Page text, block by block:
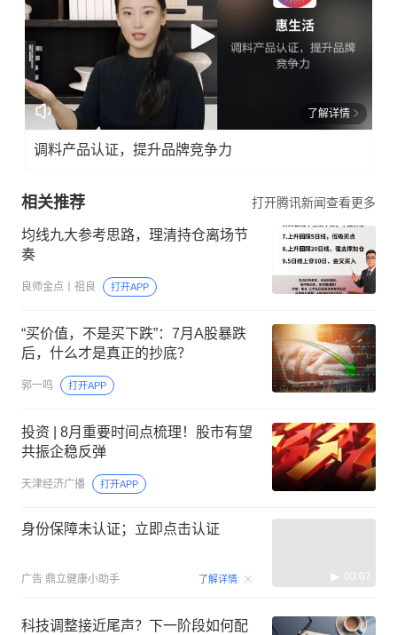
了解详情
调料产品认证，提升品牌竞争力
相关推荐 打开腾讯新闻查看更多
均线九大参考思路，理清持仓离场节
奏
良师金点丨祖良 打开APP
“买价值，不是买下跌”：7月A股暴跌
后，什么才是真正的抄底？
郭一鸣 打开APP
投资 | 8月重要时间点梳理！股市有望
共振企稳反弹
天津经济广播 打开APP
身份保障未认证；立即点击认证
广告 鼎立健康小助手 了解详情 00:07
科技调整接近尾声？下一阶段如何配